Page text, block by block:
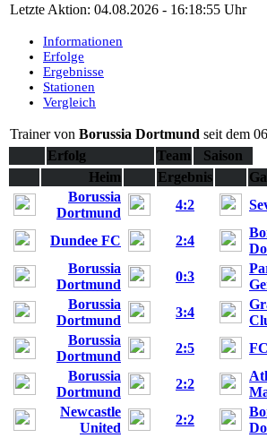
Letzte Aktion: 04.08.2026 - 16:18:55 Uhr
Informationen
Erfolge
Ergebnisse
Stationen
Vergleich
Trainer von Borussia Dortmund seit dem
Erfolg
Team
Saison
Heim
Ergebnis
Borussia
Dortmund
4:2
Dundee FC 2:4
Borussia
Dortmund
0:3
Borussia
Dortmund
3:4
Borussia
Dortmund
2:5
Borussia
Dortmund
2:2
Newcastle
United
2:2